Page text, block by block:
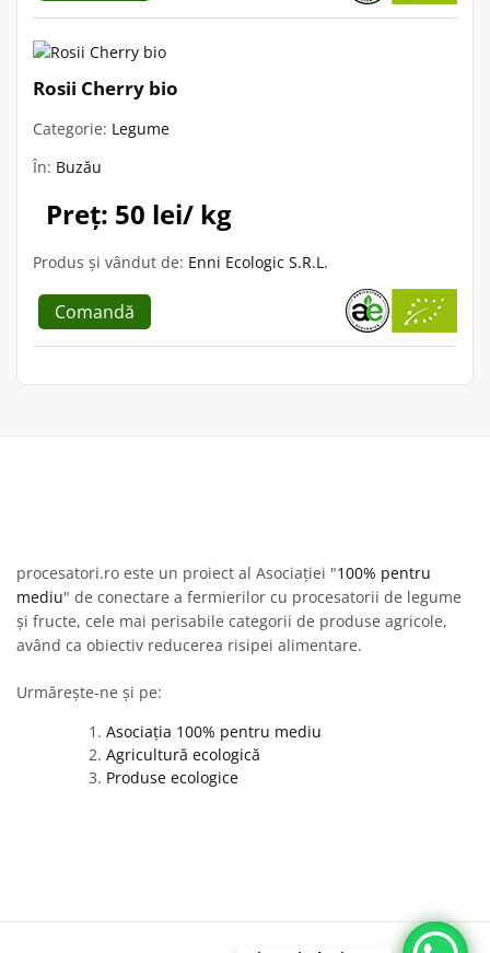
Rosii Cherry bio
Categorie: Legume
În: Buzău
Preț: 50 lei/ kg
Produs și vândut de: Enni Ecologic S.R.L.
Comandă
procesatori.ro este un proiect al Asociației "100% pentru
mediu" de conectare a fermierilor cu procesatorii de legume
și fructe, cele mai perisabile categorii de produse agricole,
având ca obiectiv reducerea risipei alimentare.
Urmărește-ne și pe:
Asociația 100% pentru mediu
Agricultură ecologică
Produse ecologice